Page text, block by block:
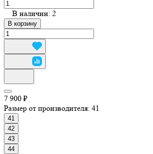
В наличии: 2
В корзину
7 900 ₽
Размер от производителя: 41
41
42
43
44